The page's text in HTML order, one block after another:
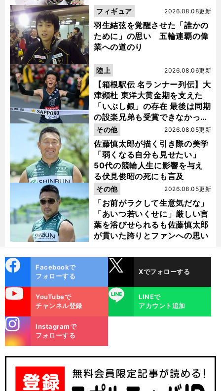
羽生結弦を覚醒させた「誰かの
ために」の思い 五輪連覇の偉
業への道のり
2026.08.08更新
フィギュア
【箱根駅伝 名ランナー列伝】大
津顕杜 東洋大黄金期を支えた
「いぶし銀」の存在 最後は同期
の設楽兄弟も受賞できなかった
金栗杯に輝く
2026.08.06更新
陸上
佐藤慎太郎が描く引き際の美学
「弱くなる自分も見せたい」
50代の競輪人生に影響を与え
る伏見俊昭の死にも言及
2026.08.05更新
その他
「お前がラクして生意気だな」
「あいつ若いくせに」厳しい言
葉を浴びせられるも佐藤慎太郎
が貫いた誇りとファンへの思い
2026.08.05更新
その他
ok
Facebookで
フォローする
Xでフォローする
YouTubeで
チャンネル登録
LINE
LINEで
アカウント追加
m
Instagramで
フォローする